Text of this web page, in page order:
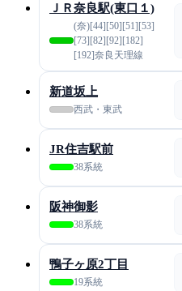
ＪＲ奈良駅(東口１)
(奈)[44][50][51][53]
[73][82][92][182]
[192]奈良天理線
新道坂上
西武・東武
JR住吉駅前
38系統
阪神御影
38系統
鴨子ヶ原2丁目
19系統